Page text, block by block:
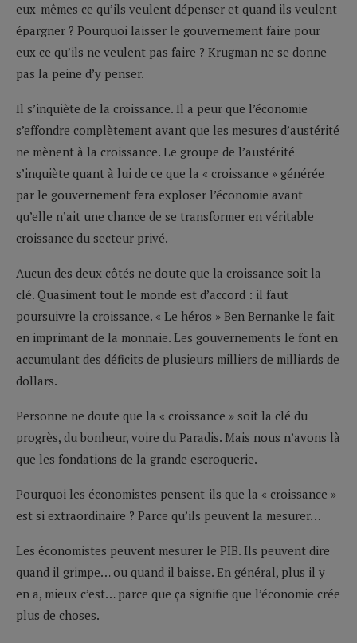
eux-mêmes ce qu’ils veulent dépenser et quand ils veulent
épargner ? Pourquoi laisser le gouvernement faire pour
eux ce qu’ils ne veulent pas faire ? Krugman ne se donne
pas la peine d’y penser.
Il s’inquiète de la croissance. Il a peur que l’économie
s’effondre complètement avant que les mesures d’austérité
ne mènent à la croissance. Le groupe de l’austérité
s’inquiète quant à lui de ce que la « croissance » générée
par le gouvernement fera exploser l’économie avant
qu’elle n’ait une chance de se transformer en véritable
croissance du secteur privé.
Aucun des deux côtés ne doute que la croissance soit la
clé. Quasiment tout le monde est d’accord : il faut
poursuivre la croissance. « Le héros » Ben Bernanke le fait
en imprimant de la monnaie. Les gouvernements le font en
accumulant des déficits de plusieurs milliers de milliards de
dollars.
Personne ne doute que la « croissance » soit la clé du
progrès, du bonheur, voire du Paradis. Mais nous n’avons là
que les fondations de la grande escroquerie.
Pourquoi les économistes pensent-ils que la « croissance »
est si extraordinaire ? Parce qu’ils peuvent la mesurer…
Les économistes peuvent mesurer le PIB. Ils peuvent dire
quand il grimpe… ou quand il baisse. En général, plus il y
en a, mieux c’est… parce que ça signifie que l’économie crée
plus de choses.